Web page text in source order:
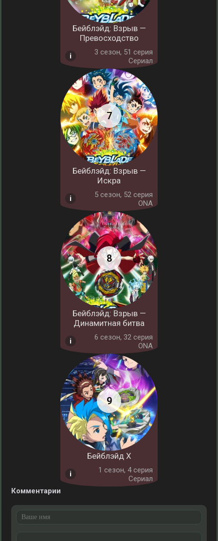
Бейблэйд: Взрыв —
Превосходство
3 cезон, 51 серия
Сериал
Бейблэйд: Взрыв —
Искра
5 cезон, 52 серия
ONA
Бейблэйд: Взрыв —
Динамитная битва
6 cезон, 32 серия
ONA
Бейблэйд X
1 cезон, 4 серия
Сериал
Комментарии